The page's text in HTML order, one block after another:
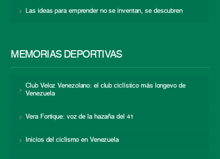
Las ideas para emprender no se inventan, se descubren
MEMORIAS DEPORTIVAS
Club Veloz Venezolano: el club ciclístico más longevo de
Venezuela
Vera Fortique: voz de la hazaña del 41
Inicios del ciclismo en Venezuela